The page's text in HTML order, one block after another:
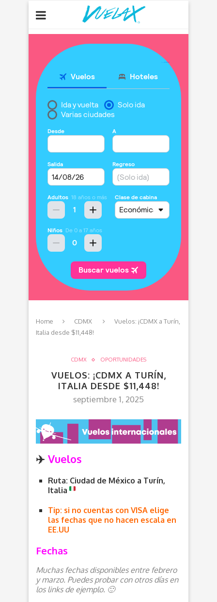
Home CDMX
Vuelos: ¡CDMX a Turín,
Italia desde $11,448!
CDMX OPORTUNIDADES
VUELOS: ¡CDMX A TURÍN,
ITALIA DESDE $11,448!
septiembre 1, 2025
✈️ Vuelos
Ruta: Ciudad de México a Turín,
Italia
Tip: si no cuentas con VISA elige
las fechas que no hacen escala en
EE.UU
Fechas
Muchas fechas disponibles entre febrero
y marzo. Puedes probar con otros días en
los links de ejemplo. 🙂